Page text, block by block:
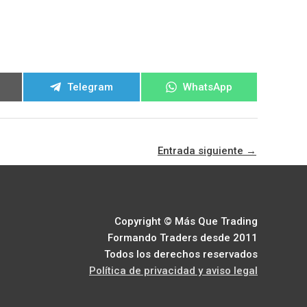
Compartir
Telegram
Compartir
WhatsApp
Entrada siguiente →
Copyright © Más Que Trading
Formando Traders desde 2011
Todos los derechos reservados
Política de privacidad y aviso legal